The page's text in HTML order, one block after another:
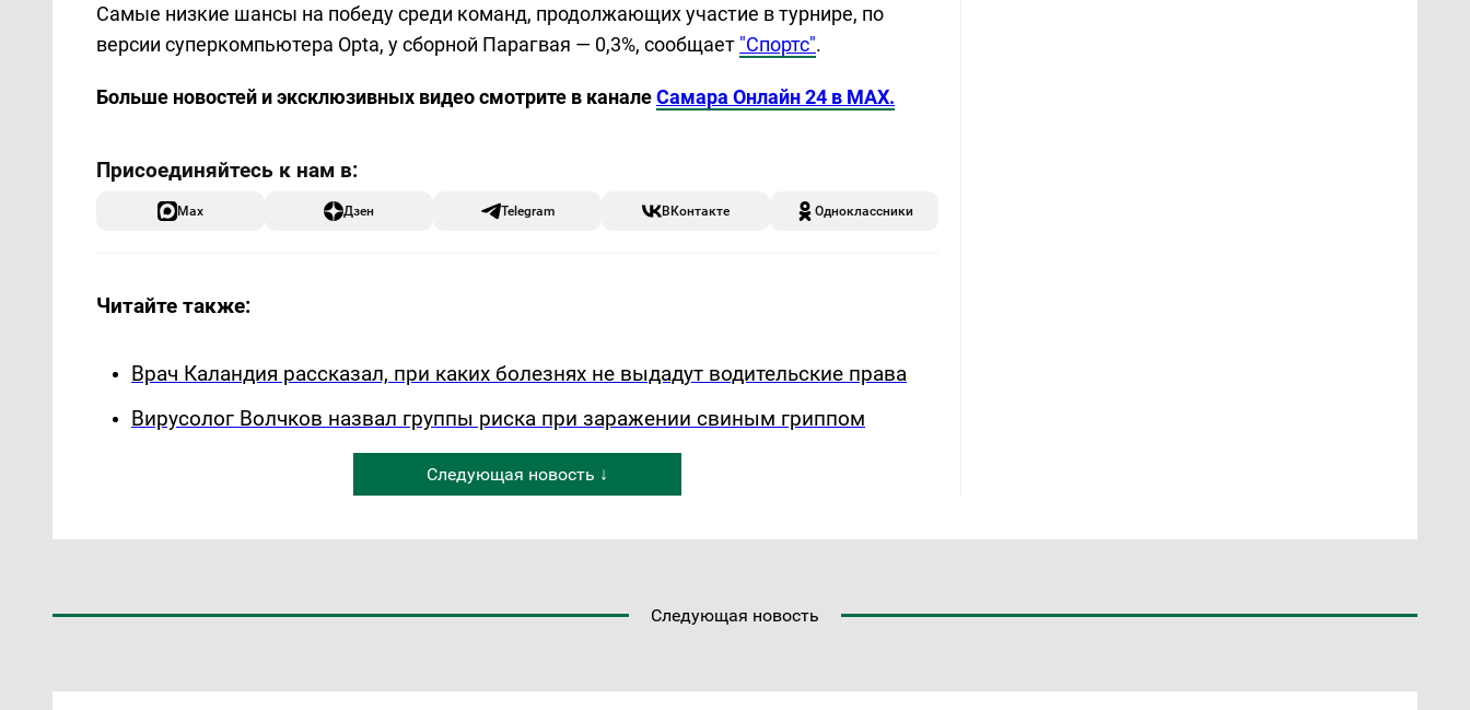
Самые низкие шансы на победу среди команд, продолжающих участие в турнире, по
версии суперкомпьютера Opta, у сборной Парагвая — 0,3%, сообщает "Спортс".
Больше новостей и эксклюзивных видео смотрите в каналеСамара Онлайн 24 в MAX.
Max Дзен Telegram ВКонтакте Одноклассники
Читайте также:
Врач Каландия рассказал, при каких болезнях не выдадут водительские права
Вирусолог Волчков назвал группы риска при заражении свиным гриппом
Следующая новость ↓
Следующая новость